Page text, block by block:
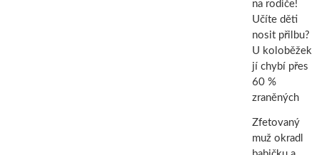
na rodiče!
Učíte děti
nosit přilbu?
U koloběžek
jí chybí přes
60 %
zraněných
Zfetovaný
muž okradl